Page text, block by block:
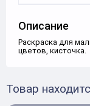
Описание
Раскраска для
цветов, кисточка.
Товар